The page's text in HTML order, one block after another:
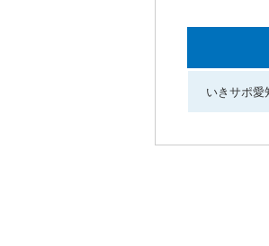
いきサポ愛